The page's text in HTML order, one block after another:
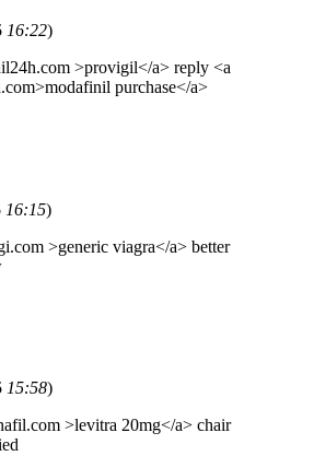
16:22)
>provigil</a> reply <a
purchase</a>
16:15)
>generic viagra</a> better
15:58)
>levitra 20mg</a> chair